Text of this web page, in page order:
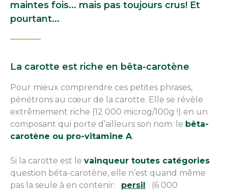
maintes fois... mais pas toujours crus! Et
pourtant...
La carotte est riche en bêta-carotène
Pour mieux comprendre ces petites phrases,
pénétrons au cœur de la carotte. Elle se révèle
extrêmement riche (12 000 microg/100g !) en un
composant qui porte d’ailleurs son nom: le bêta-
carotène ou pro-vitamine A.
Si la carotte est le vainqueur toutes catégories
question béta-carotène, elle n’est quand même
pas la seule à en contenir:
persil
(6 000